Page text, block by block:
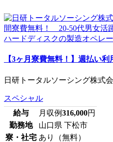
【3ヶ月寮費無料！】週払い
日研トータルソーシング株式
スペシャル
給与
月収例316,000円
勤務地
山口県 下松市
寮・社宅 あり（無料）